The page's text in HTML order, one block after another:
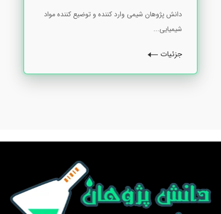
دانش پژوهان شیمی وارد کننده و توضیع کننده مواد
شیمیایی...
جزئیات